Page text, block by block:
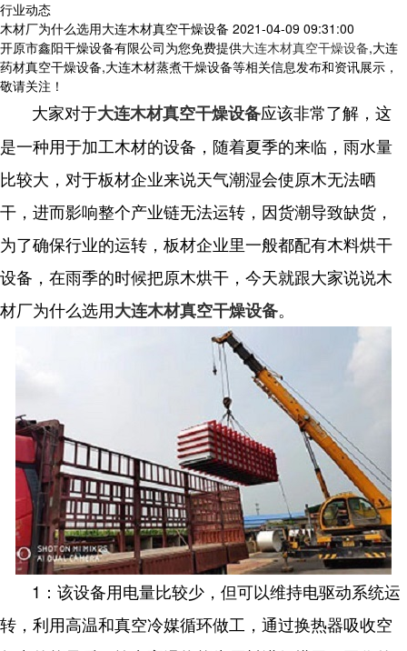
行业动态
木材厂为什么选用大连木材真空干燥设备 2021-04-09 09:31:00
开原市鑫阳干燥设备有限公司为您免费提供大连木材真空干燥设备,大连
药材真空干燥设备,大连木材蒸煮干燥设备等相关信息发布和资讯展示，
敬请关注！
大家对于大连木材真空干燥设备应该非常了解，这
是一种用于加工木材的设备，随着夏季的来临，雨水量
比较大，对于板材企业来说天气潮湿会使原木无法晒
干，进而影响整个产业链无法运转，因货潮导致缺货，
为了确保行业的运转，板材企业里一般都配有木料烘干
设备，在雨季的时候把原木烘干，今天就跟大家说说木
材厂为什么选用大连木材真空干燥设备。
1：该设备用电量比较少，但可以维持电驱动系统运
转，利用高温和真空冷媒循环做工，通过换热器吸收空